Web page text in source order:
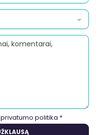
privatumo politika *